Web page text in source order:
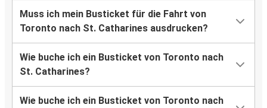
Muss ich mein Busticket für die Fahrt von
Toronto nach St. Catharines ausdrucken?
Wie buche ich ein Busticket von Toronto nach
St. Catharines?
Wie buche ich ein Busticket von Toronto nach